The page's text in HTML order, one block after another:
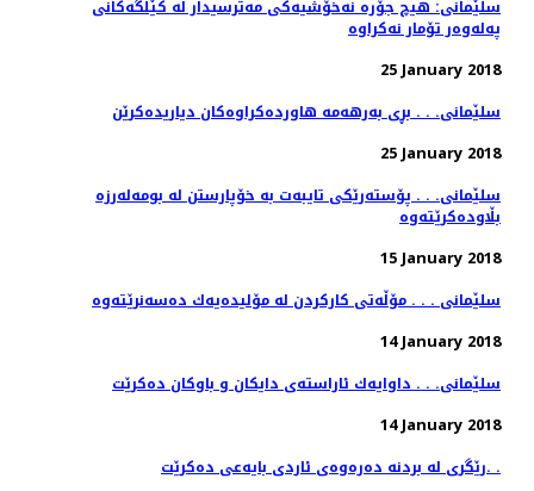
سلێمانی: هیچ جۆره‌ نه‌خۆشیه‌كی مه‌ترسیدار له‌ كێڵگه‌كانی
25 January 2018
سلێمانی. . . بڕی به‌رهه‌مه‌ هاورده‌كراوه‌كان دیاریده‌كرێن
25 January 2018
سلێمانی. . . پۆسته‌رێكی تایبه‌ت به‌ خۆپارستن له‌ بومه‌له‌رزه‌
15 January 2018
سلێمانی . . . مۆڵەتی كاركردن لە مۆلیدەیەك دەسەنرێتەوە
14 January 2018
سلێمانی. . . داوایه‌ك ئاراسته‌ی دایكان و باوكان ده‌كرێت
14 January 2018
رێگری له‌ بردنه‌ ده‌ره‌وه‌ی ئاردی بایه‌عی ده‌كرێت. .